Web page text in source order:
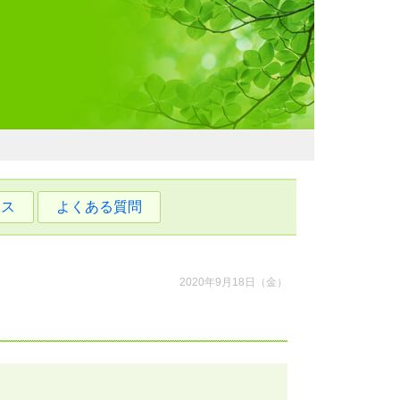
おでかけガイド
よくある質問
2020年9月18日（金）